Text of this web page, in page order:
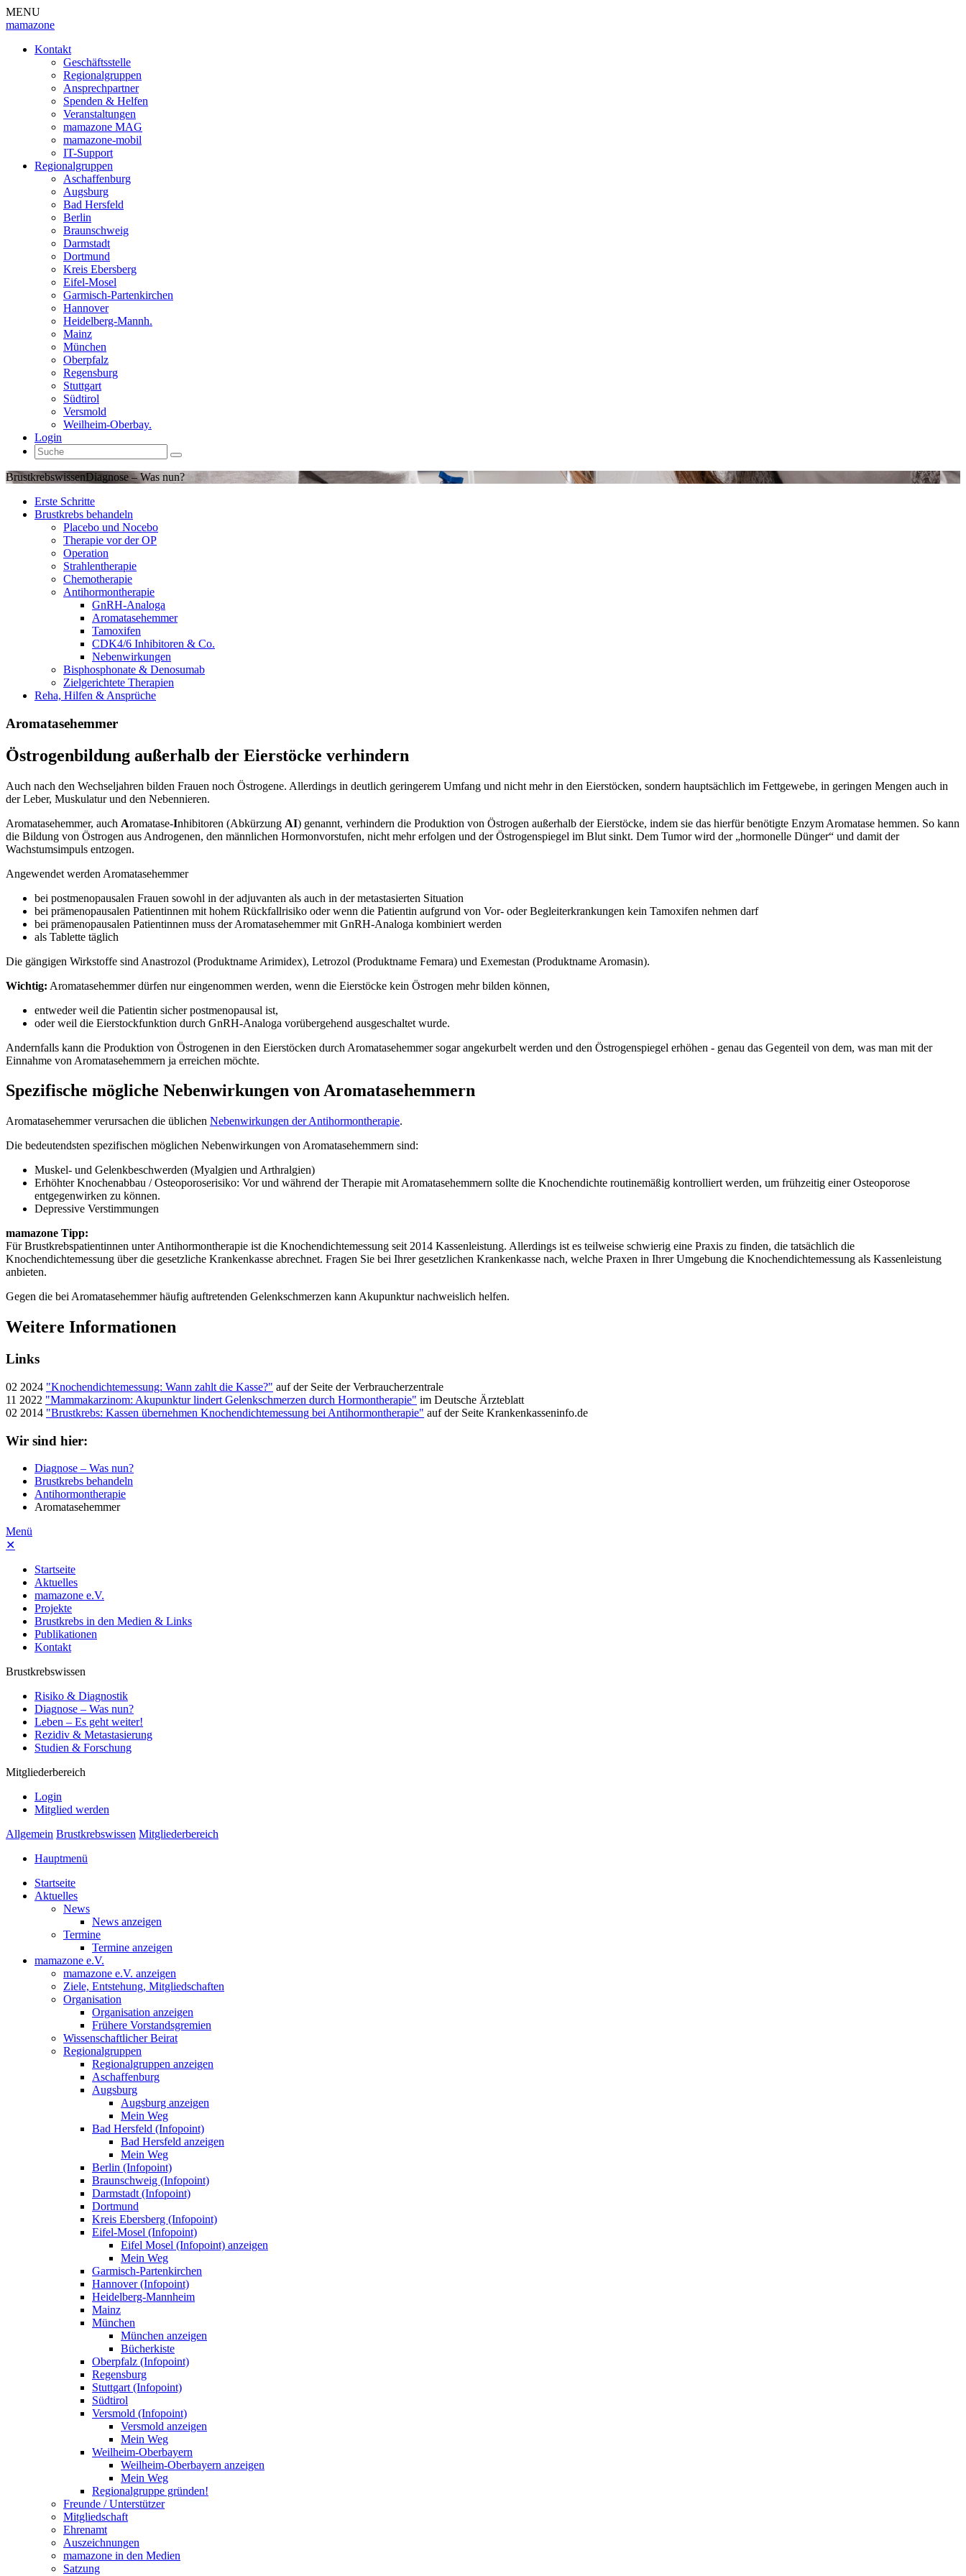
MENU
mamazone
Kontakt
Geschäftsstelle
Regionalgruppen
Ansprechpartner
Spenden & Helfen
Veranstaltungen
mamazone MAG
mamazone-mobil
IT-Support
Regionalgruppen
Aschaffenburg
Augsburg
Bad Hersfeld
Berlin
Braunschweig
Darmstadt
Dortmund
Kreis Ebersberg
Eifel-Mosel
Garmisch-Partenkirchen
Hannover
Heidelberg-Mannh.
Mainz
München
Oberpfalz
Regensburg
Stuttgart
Südtirol
Versmold
Weilheim-Oberbay.
Login
BrustkrebswissenDiagnose – Was nun?
Erste Schritte
Brustkrebs behandeln
Placebo und Nocebo
Therapie vor der OP
Operation
Strahlentherapie
Chemotherapie
Antihormontherapie
GnRH-Analoga
Aromatasehemmer
Tamoxifen
CDK4/6 Inhibitoren & Co.
Nebenwirkungen
Bisphosphonate & Denosumab
Zielgerichtete Therapien
Reha, Hilfen & Ansprüche
Aromatasehemmer
Östrogenbildung außerhalb der Eierstöcke verhindern
Auch nach den Wechseljahren bilden Frauen noch Östrogene. Allerdings in deutlich geringerem Umfang und nicht mehr in den Eierstöcken, sondern hauptsächlich im Fettgewebe, in geringen Mengen auch in
der Leber, Muskulatur und den Nebennieren.
Aromatasehemmer, auch Aromatase-Inhibitoren (Abkürzung AI) genannt, verhindern die Produktion von Östrogen außerhalb der Eierstöcke, indem sie das hierfür benötigte Enzym Aromatase hemmen. So kann
die Bildung von Östrogen aus Androgenen, den männlichen Hormonvorstufen, nicht mehr erfolgen und der Östrogenspiegel im Blut sinkt. Dem Tumor wird der „hormonelle Dünger“ und damit der
Wachstumsimpuls entzogen.
Angewendet werden Aromatasehemmer
bei postmenopausalen Frauen sowohl in der adjuvanten als auch in der metastasierten Situation
bei prämenopausalen Patientinnen mit hohem Rückfallrisiko oder wenn die Patientin aufgrund von Vor- oder Begleiterkrankungen kein Tamoxifen nehmen darf
bei prämenopausalen Patientinnen muss der Aromatasehemmer mit GnRH-Analoga kombiniert werden
als Tablette täglich
Die gängigen Wirkstoffe sind Anastrozol (Produktname Arimidex), Letrozol (Produktname Femara) und Exemestan (Produktname Aromasin).
Wichtig: Aromatasehemmer dürfen nur eingenommen werden, wenn die Eierstöcke kein Östrogen mehr bilden können,
entweder weil die Patientin sicher postmenopausal ist,
oder weil die Eierstockfunktion durch GnRH-Analoga vorübergehend ausgeschaltet wurde.
Andernfalls kann die Produktion von Östrogenen in den Eierstöcken durch Aromatasehemmer sogar angekurbelt werden und den Östrogenspiegel erhöhen - genau das Gegenteil von dem, was man mit der
Einnahme von Aromatasehemmern ja erreichen möchte.
Spezifische mögliche Nebenwirkungen von Aromatasehemmern
Aromatasehemmer verursachen die üblichen Nebenwirkungen der Antihormontherapie.
Die bedeutendsten spezifischen möglichen Nebenwirkungen von Aromatasehemmern sind:
Muskel- und Gelenkbeschwerden (Myalgien und Arthralgien)
Erhöhter Knochenabbau / Osteoporoserisiko: Vor und während der Therapie mit Aromatasehemmern sollte die Knochendichte routinemäßig kontrolliert werden, um frühzeitig einer Osteoporose
entgegenwirken zu können.
Depressive Verstimmungen
mamazone Tipp:
Für Brustkrebspatientinnen unter Antihormontherapie ist die Knochendichtemessung seit 2014 Kassenleistung. Allerdings ist es teilweise schwierig eine Praxis zu finden, die tatsächlich die
Knochendichtemessung über die gesetzliche Krankenkasse abrechnet. Fragen Sie bei Ihrer gesetzlichen Krankenkasse nach, welche Praxen in Ihrer Umgebung die Knochendichtemessung als Kassenleistung
anbieten.
Gegen die bei Aromatasehemmer häufig auftretenden Gelenkschmerzen kann Akupunktur nachweislich helfen.
Weitere Informationen
Links
02 2024 "Knochendichtemessung: Wann zahlt die Kasse?" auf der Seite der Verbraucherzentrale
11 2022 "Mammakarzinom: Akupunktur lindert Gelenkschmerzen durch Hormontherapie" im Deutsche Ärzteblatt
02 2014 "Brustkrebs: Kassen übernehmen Knochendichtemessung bei Antihormontherapie" auf der Seite Krankenkasseninfo.de
Wir sind hier:
Diagnose – Was nun?
Brustkrebs behandeln
Antihormontherapie
Aromatasehemmer
Menü
✕
Startseite
Aktuelles
mamazone e.V.
Projekte
Brustkrebs in den Medien & Links
Publikationen
Kontakt
Brustkrebswissen
Risiko & Diagnostik
Diagnose – Was nun?
Leben – Es geht weiter!
Rezidiv & Metastasierung
Studien & Forschung
Mitgliederbereich
Login
Mitglied werden
Allgemein Brustkrebswissen Mitgliederbereich
Hauptmenü
Startseite
Aktuelles
News
News anzeigen
Termine
Termine anzeigen
mamazone e.V.
mamazone e.V. anzeigen
Ziele, Entstehung, Mitgliedschaften
Organisation
Organisation anzeigen
Frühere Vorstandsgremien
Wissenschaftlicher Beirat
Regionalgruppen
Regionalgruppen anzeigen
Aschaffenburg
Augsburg
Augsburg anzeigen
Mein Weg
Bad Hersfeld (Infopoint)
Bad Hersfeld anzeigen
Mein Weg
Berlin (Infopoint)
Braunschweig (Infopoint)
Darmstadt (Infopoint)
Dortmund
Kreis Ebersberg (Infopoint)
Eifel-Mosel (Infopoint)
Eifel Mosel (Infopoint) anzeigen
Mein Weg
Garmisch-Partenkirchen
Hannover (Infopoint)
Heidelberg-Mannheim
Mainz
München
München anzeigen
Bücherkiste
Oberpfalz (Infopoint)
Regensburg
Stuttgart (Infopoint)
Südtirol
Versmold (Infopoint)
Versmold anzeigen
Mein Weg
Weilheim-Oberbayern
Weilheim-Oberbayern anzeigen
Mein Weg
Regionalgruppe gründen!
Freunde / Unterstützer
Mitgliedschaft
Ehrenamt
Auszeichnungen
mamazone in den Medien
Satzung